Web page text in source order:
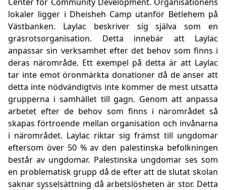
lokaler ligger i Dheisheh Camp utanför Betlehem på
Västbanken. Laylac beskriver sig själva som en
gräsrotsorganisation. Detta innebär att Laylac
anpassar sin verksamhet efter det behov som finns i
deras närområde. Ett exempel på detta är att Laylac
tar inte emot öronmärkta donationer då de anser att
detta inte nödvändigtvis inte kommer de mest utsatta
grupperna i samhället till gagn. Genom att anpassa
arbetet efter de behov som finns i närområdet så
skapas förtroende mellan organisation och invånarna
i närområdet. Laylac riktar sig främst till ungdomar
eftersom över 50 % av den palestinska befolkningen
består av ungdomar. Palestinska ungdomar ses som
en problematisk grupp då de efter att de slutat skolan
saknar sysselsättning då arbetslösheten är stor. Detta